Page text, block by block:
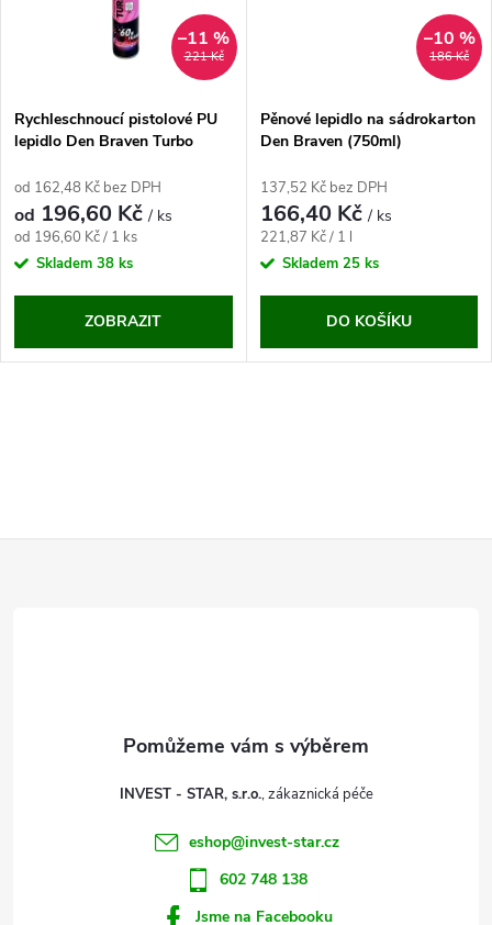
221 Kč
–11 %
Rychleschnoucí pistolové PU
lepidlo Den Braven Turbo
od 162,48 Kč bez DPH
od 196,60 Kč/ ks
Měrná
cena:
od 196,60 Kč / 1 ks
Skladem 38 ks
ZOBRAZIT
186 Kč
–10 %
Pěnové lepidlo na sádrokarton
Den Braven (750ml)
137,52 Kč bez DPH
166,40 Kč/ ks
Měrná
cena:
221,87 Kč / 1 l
Skladem 25 ks
DO KOŠÍKU
INVEST - STAR, s.r.o.
eshop@invest-star.cz
602 748 138
Jsme na Facebooku